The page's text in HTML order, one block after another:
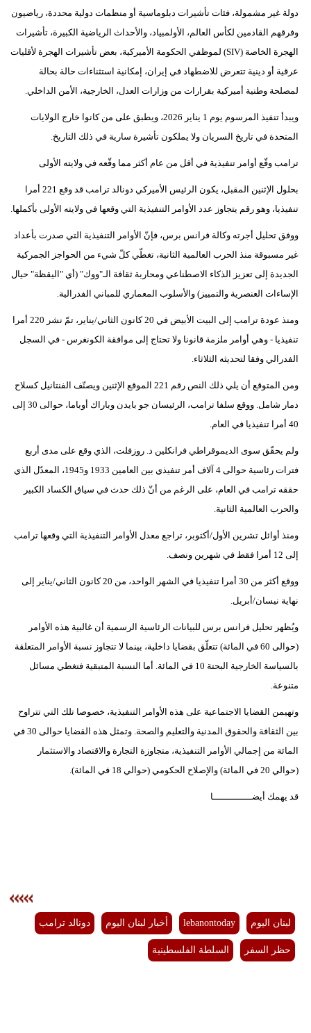
دولة غير مشمولة، فئات تأشيرات دبلوماسية أو منظمات دولية محددة، رياضيون
وفرقهم القادمين لكأس العالم، الأولمبياد، والأحداث الرياضية الكبيرة، تأشيرات
الهجرة الخاصة (SIV) لموظفي الحكومة الأميركية، بعض تأشيرات الهجرة لأقليات
عرقية أو دينية تتعرض للاضطهاد في إيران، إمكانية استثناءات حالة بحالة
لمصلحة وطنية أميركية بقرارات من وزارات العدل، الخارجية، الأمن الداخلي.
ويبدأ تنفيذ المرسوم يوم 1 يناير 2026، ويطبق على من كانوا خارج الولايات
المتحدة في تاريخ السريان ولا يملكون تأشيرة سارية في ذلك التاريخ.
ترامب وقّع أوامر تنفيذية في أقل من عام أكثر مما وقّعه في ولايته الأولى
بحلول الإثنين المقبل، يكون الرئيس الأميركي دونالد ترامب قد وقع 221 أمرا
تنفيذيا، وهو رقم يتجاوز عدد الأوامر التنفيذية التي وقعها في ولايته الأولى بأكملها.
ووفق تحليل أجرته وكالة فرانس برس، فإنّ الأوامر التنفيذية التي صدرت بأعداد
غير مسبوقة منذ الحرب العالمية الثانية، تغطّي كلّ شيء من الحواجز الجمركية
الجديدة إلى تعزيز الذكاء الاصطناعي ومحاربة ثقافة الـ"ووك" (أي "اليقظة" حيال
الإساءات العنصرية والتمييز) والأسلوب المعماري للمباني الفدرالية.
ومنذ عودة ترامب إلى البيت الأبيض في 20 كانون الثاني/يناير، تمّ نشر 220 أمرا
تنفيذيا - وهي أوامر ملزمة قانونا ولا تحتاج إلى موافقة الكونغرس - في السجل
الفدرالي وفقا لتحديثه الثلاثاء.
ومن المتوقع أن يلي ذلك النص رقم 221 الموقع الإثنين ويصنّف الفنتانيل كسلاح
دمار شامل. ووقع سلفا ترامب، الرئيسان جو بايدن وباراك أوباما، حوالى 30 إلى
40 أمرا تنفيذيا في العام.
ولم يحقّق سوى الديموقراطي فرانكلين د. روزفلت، الذي وقع على مدى أربع
فترات رئاسية حوالى 4 آلاف أمر تنفيذي بين العامين 1933 و1945، المعدّل الذي
حققه ترامب في العام، على الرغم من أنّ ذلك حدث في سياق الكساد الكبير
والحرب العالمية الثانية.
ومنذ أوائل تشرين الأول/أكتوبر، تراجع معدل الأوامر التنفيذية التي وقعها ترامب
إلى 12 أمرا فقط في شهرين ونصف.
ووقع أكثر من 30 أمرا تنفيذيا في الشهر الواحد، من 20 كانون الثاني/يناير إلى
نهاية نيسان/أبريل.
ويُظهر تحليل فرانس برس للبيانات الرئاسية الرسمية أن غالبية هذه الأوامر
(حوالى 60 في المائة) تتعلّق بقضايا داخلية، بينما لا تتجاوز نسبة الأوامر المتعلقة
بالسياسة الخارجية البحتة 10 في المائة. أما النسبة المتبقية فتغطي مسائل
متنوعة.
وتهيمن القضايا الاجتماعية على هذه الأوامر التنفيذية، خصوصا تلك التي تتراوح
بين الثقافة والحقوق المدنية والتعليم والصحة. وتمثل هذه القضايا حوالى 30 في
المائة من إجمالي الأوامر التنفيذية، متجاوزة التجارة والاقتصاد والاستثمار
(حوالي 20 في المائة) والإصلاح الحكومي (حوالي 18 في المائة).
قد يهمك أيضــــــــــــــا
لبنان اليوم lebanontoday أخبار لبنان اليوم دونالد ترامب
حظر السفر السلطة الفلسطينية